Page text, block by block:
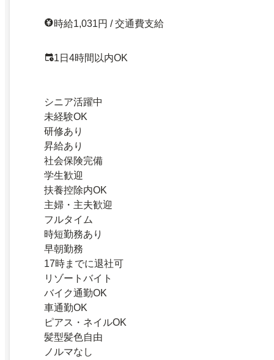
時給1,031円 / 交通費支給
1日4時間以内OK
シニア活躍中
未経験OK
研修あり
昇給あり
社会保険完備
学生歓迎
扶養控除内OK
主婦・主夫歓迎
フルタイム
時短勤務あり
早朝勤務
17時までに退社可
リゾートバイト
バイク通勤OK
車通勤OK
ピアス・ネイルOK
髪型髪色自由
ノルマなし